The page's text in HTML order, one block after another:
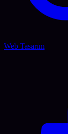
Web Tasarım